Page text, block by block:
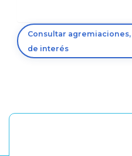
Consultar
de interés